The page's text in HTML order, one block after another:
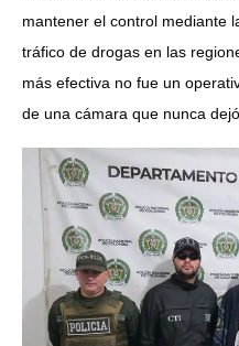
mantener el control mediante
tráfico de drogas en las
más efectiva no fue un
de una cámara que nunca